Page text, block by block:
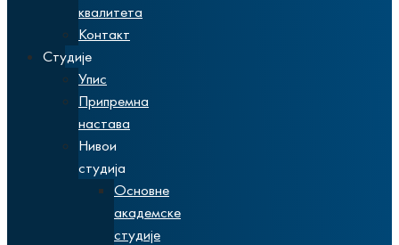
квалитета
Контакт
Студије
Упис
Припремна
настава
Нивои
студија
Основне
академске
студије